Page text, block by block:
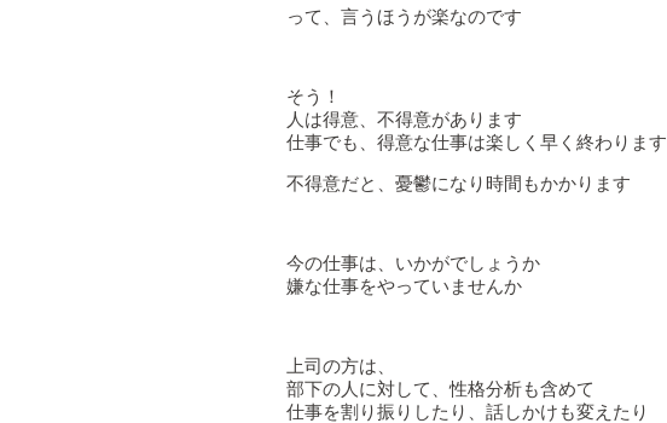
って、言うほうが楽なのです
そう！
人は得意、不得意があります
仕事でも、得意な仕事は楽しく早く終わります
不得意だと、憂鬱になり時間もかかります
今の仕事は、いかがでしょうか
嫌な仕事をやっていませんか
上司の方は、
部下の人に対して、性格分析も含めて
仕事を割り振りしたり、話しかけも変えたり